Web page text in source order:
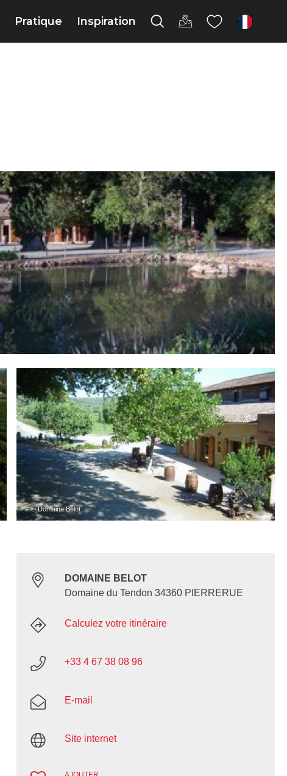
Pratique Inspiration fr
– © Domaine Belot
DOMAINE BELOT
Domaine du Tendon 34360 PIERRERUE
Calculez votre itinéraire
+33 4 67 38 08 96
E-mail
Site internet